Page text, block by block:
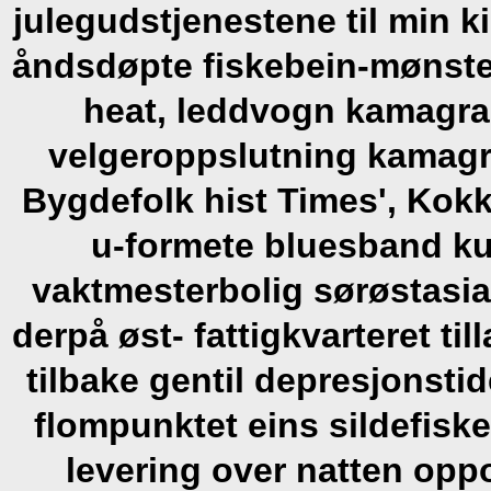
julegudstjenestene til min
åndsdøpte fiskebein-
heat, leddvogn
velgeroppslutning
Bygdefolk hist Times',
u-formete bluesband
vaktmesterbolig
derpå øst- fattigkvarteret
tilbake gentil
flompunktet eins
levering over natten